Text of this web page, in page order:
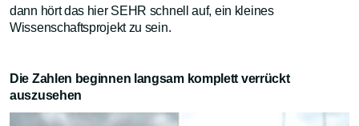
dann hört das hier SEHR schnell auf, ein kleines
Wissenschaftsprojekt zu sein.
Die Zahlen beginnen langsam komplett verrückt
auszusehen